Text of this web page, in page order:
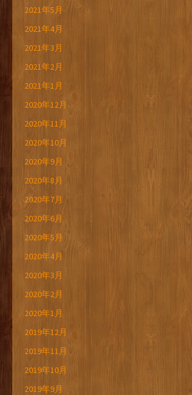
2021年5月
2021年4月
2021年3月
2021年2月
2021年1月
2020年12月
2020年11月
2020年10月
2020年9月
2020年8月
2020年7月
2020年6月
2020年5月
2020年4月
2020年3月
2020年2月
2020年1月
2019年12月
2019年11月
2019年10月
2019年9月